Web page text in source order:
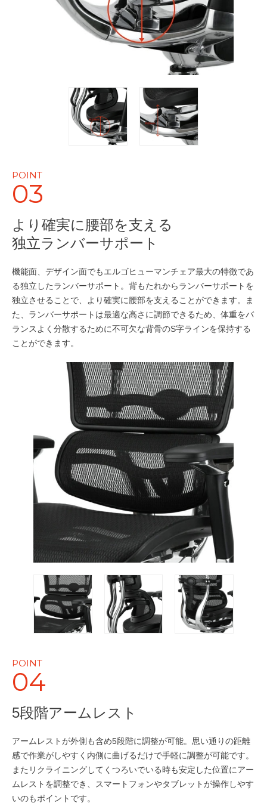
POINT
03
より確実に腰部を支える
独立ランバーサポート
機能面、デザイン面でもエルゴヒューマンチェア最大の特徴であ
る独立したランバーサポート。背もたれからランバーサポートを
独立させることで、より確実に腰部を支えることができます。ま
た、ランバーサポートは最適な高さに調節できるため、体重をバ
ランスよく分散するために不可欠な背骨のS字ラインを保持する
ことができます。
POINT
04
5段階アームレスト
アームレストが外側も含め5段階に調整が可能。思い通りの距離
感で作業がしやすく内側に曲げるだけで手軽に調整が可能です。
またリクライニングしてくつろいでいる時も安定した位置にアー
ムレストを調整でき、スマートフォンやタブレットが操作しやす
いのもポイントです。